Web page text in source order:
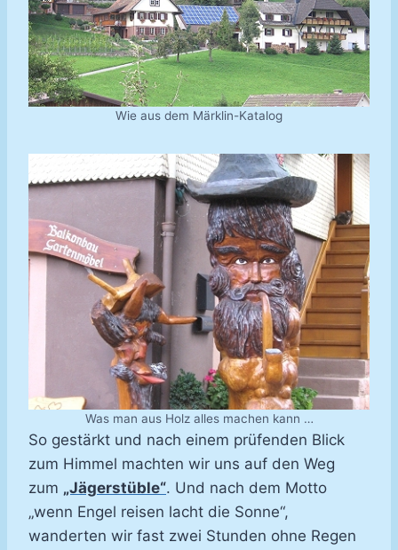
Wie aus dem Märklin-Katalog
Was man aus Holz alles machen kann …
So gestärkt und nach einem prüfenden Blick
zum Himmel machten wir uns auf den Weg
zum „Jägerstüble“. Und nach dem Motto
„wenn Engel reisen lacht die Sonne“,
wanderten wir fast zwei Stunden ohne Regen